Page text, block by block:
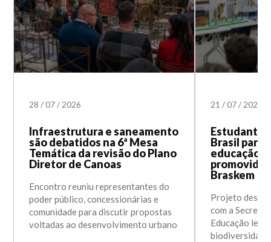
28/07/ 2026
Infraestrutura e saneamento
são debatidos na 6ª Mesa
Temática da revisão do Plano
Diretor de Canoas
Encontro reuniu representantes do
poder público, concessionárias e
comunidade para discutir propostas
voltadas ao desenvolvimento urbano
21/07/ 2026
Estudantes
Brasil
educação
promovida
Braskem
Projeto
com a
Educação